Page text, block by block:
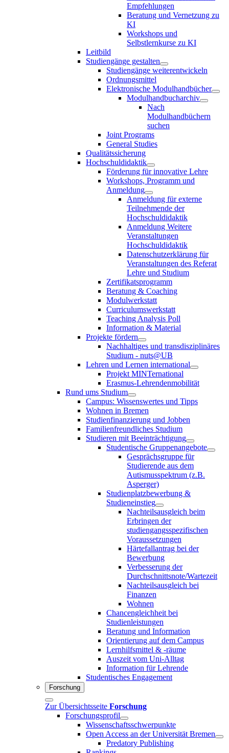
Empfehlungen
Beratung und Vernetzung zu
KI
Workshops und
Selbstlernkurse zu KI
Leitbild
Studiengänge gestalten
Studiengänge weiterentwickeln
Ordnungsmittel
Elektronische Modulhandbücher
Modulhandbucharchiv
Nach
Modulhandbüchern
suchen
Joint Programs
General Studies
Qualitätssicherung
Hochschuldidaktik
Förderung für innovative Lehre
Workshops, Programm und
Anmeldung
Anmeldung für externe
Teilnehmende der
Hochschuldidaktik
Anmeldung Weitere
Veranstaltungen
Hochschuldidaktik
Datenschutzerklärung für
Veranstaltungen des Referat
Lehre und Studium
Zertifikatsprogramm
Beratung & Coaching
Modulwerkstatt
Curriculumswerkstatt
Teaching Analysis Poll
Information & Material
Projekte fördern
Nachhaltiges und transdisziplinäres
Studium - nuts@UB
Lehren und Lernen international
Projekt MINTernational
Erasmus-Lehrendenmobilität
Rund ums Studium
Campus: Wissenswertes und Tipps
Wohnen in Bremen
Studienfinanzierung und Jobben
Familienfreundliches Studium
Studieren mit Beeinträchtigung
Studentische Gruppenangebote
Gesprächsgruppe für
Studierende aus dem
Autismusspektrum (z.B.
Asperger)
Studienplatzbewerbung &
Studieneinstieg
Nachteilsausgleich beim
Erbringen der
studiengangsspezifischen
Voraussetzungen
Härtefallantrag bei der
Bewerbung
Verbesserung der
Durchschnittsnote/Wartezeit
Nachteilsausgleich bei
Finanzen
Wohnen
Chancengleichheit bei
Studienleistungen
Beratung und Information
Orientierung auf dem Campus
Lernhilfsmittel & -räume
Auszeit vom Uni-Alltag
Information für Lehrende
Studentisches Engagement
Forschung
Zur Übersichtsseite Forschung
Forschungsprofil
Wissenschaftsschwerpunkte
Open Access an der Universität Bremen
Predatory Publishing